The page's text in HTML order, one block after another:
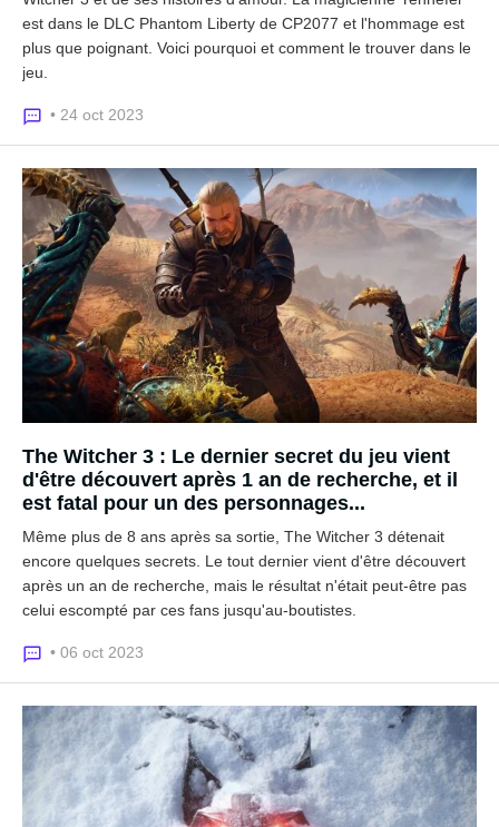
est dans le DLC Phantom Liberty de CP2077 et l'hommage est
plus que poignant. Voici pourquoi et comment le trouver dans le
jeu.
• 24 oct 2023
The Witcher 3 : Le dernier secret du jeu vient
d'être découvert après 1 an de recherche, et il
est fatal pour un des personnages...
Même plus de 8 ans après sa sortie, The Witcher 3 détenait
encore quelques secrets. Le tout dernier vient d'être découvert
après un an de recherche, mais le résultat n'était peut-être pas
celui escompté par ces fans jusqu'au-boutistes.
• 06 oct 2023